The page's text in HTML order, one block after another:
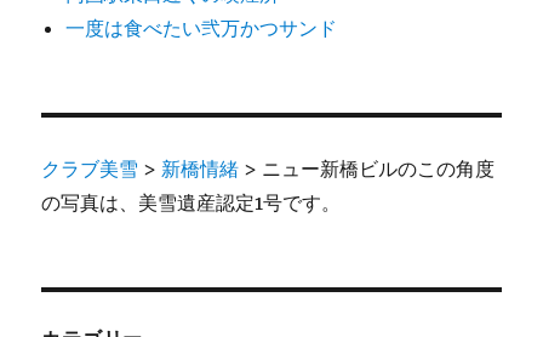
一度は食べたい弐万かつサンド
クラブ美雪 > 新橋情緒 > ニュー新橋ビルのこの角度
の写真は、美雪遺産認定1号です。